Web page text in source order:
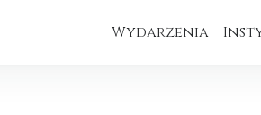
Wydarzenia